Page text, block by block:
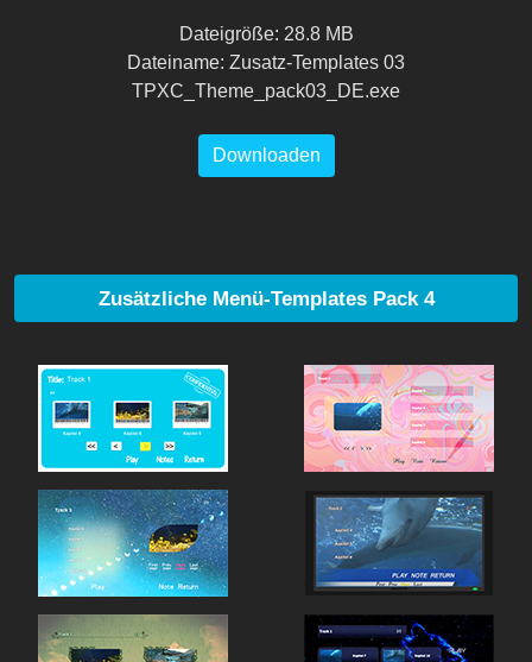
Dateigröße: 28.8 MB
Dateiname: Zusatz-Templates 03
TPXC_Theme_pack03_DE.exe
Downloaden
Zusätzliche Menü-Templates Pack 4